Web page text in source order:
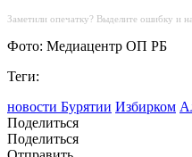
Заметили опечатку? Выделите ошибку и
Фото: Медиацентр ОП РБ
Теги:
новости Бурятии Избирком
Поделиться
Поделиться